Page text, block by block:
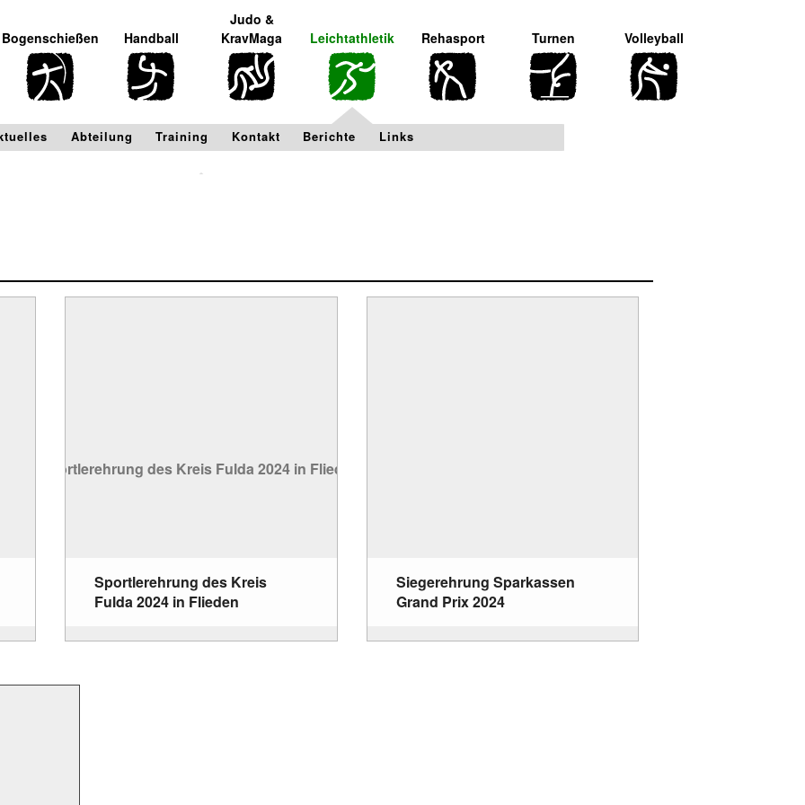
Bogenschießen Handball
Judo &
KravMaga
Leichtathletik Rehasport Turnen Volleyball
Abteilung Training Kontakt Berichte Links
Sportlerehrung des Kreis
Fulda 2024 in Flieden
Siegerehrung Sparkassen
Grand Prix 2024